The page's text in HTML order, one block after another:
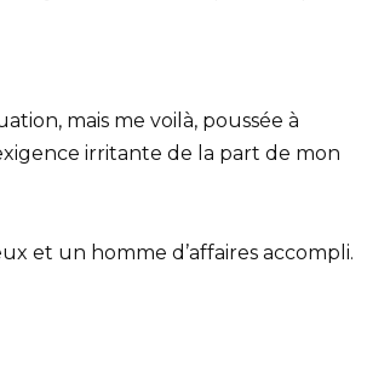
mais me voilà, poussée à
irritante de la part de mon
et un homme d’affaires accompli.